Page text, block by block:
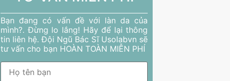
Bạn đang có vấn đề với làn da của
mình?. Đừng lo lắng! Hãy để lại thông
tin liên hệ. Đội Ngũ Bác Sĩ Usolabvn sẽ
tư vấn cho bạn HOÀN TOÀN MIỄN PHÍ